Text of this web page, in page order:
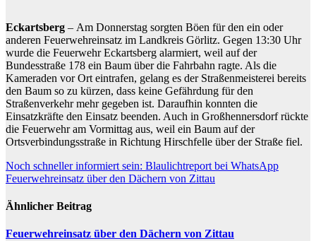
Eckartsberg – Am Donnerstag sorgten Böen für den ein oder
anderen Feuerwehreinsatz im Landkreis Görlitz. Gegen 13:30 Uhr
wurde die Feuerwehr Eckartsberg alarmiert, weil auf der
Bundesstraße 178 ein Baum über die Fahrbahn ragte. Als die
Kameraden vor Ort eintrafen, gelang es der Straßenmeisterei bereits
den Baum so zu kürzen, dass keine Gefährdung für den
Straßenverkehr mehr gegeben ist. Daraufhin konnten die
Einsatzkräfte den Einsatz beenden. Auch in Großhennersdorf rückte
die Feuerwehr am Vormittag aus, weil ein Baum auf der
Ortsverbindungsstraße in Richtung Hirschfelle über der Straße fiel.
Beitragsnavigation
Noch schneller informiert sein: Blaulichtreport bei WhatsApp
Feuerwehreinsatz über den Dächern von Zittau
Ähnlicher Beitrag
Feuerwehreinsatz über den Dächern von Zittau